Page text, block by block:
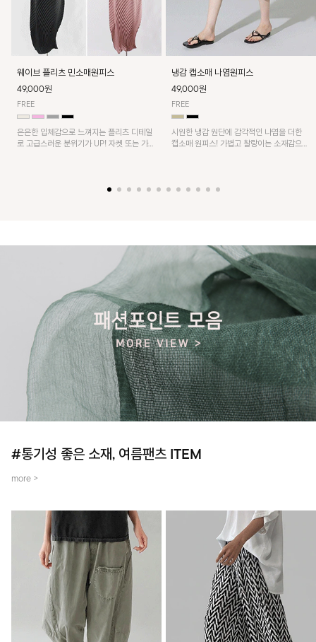
웨이브 플리츠 민소매원피스
49,000원
FREE
은은한 입체감으로 느껴지는 플리츠 디테일
로 고급스러운 분위기가 UP! 자켓 또는 가디
냉감 캡소매 나염원피스
49,000원
FREE
시원한 냉감 원단에 감각적인 나염을 더한
캡소매 원피스! 가볍고 찰랑이는 소재감으로
#통기성 좋은 소재, 여름팬츠 ITEM
more >